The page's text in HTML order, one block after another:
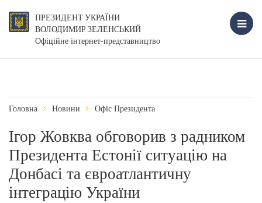
ПРЕЗИДЕНТ УКРАЇНИ
ВОЛОДИМИР ЗЕЛЕНСЬКИЙ
Офіційне інтернет-представництво
Головна Новини Офіс Президента
Ігор Жовква обговорив з радником
Президента Естонії ситуацію на
Донбасі та євроатлантичну
інтеграцію України